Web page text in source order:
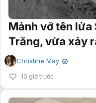
Mảnh vỡ tên lửa
Trăng, vừa xảy
Christine May ✔
10 giờ trước